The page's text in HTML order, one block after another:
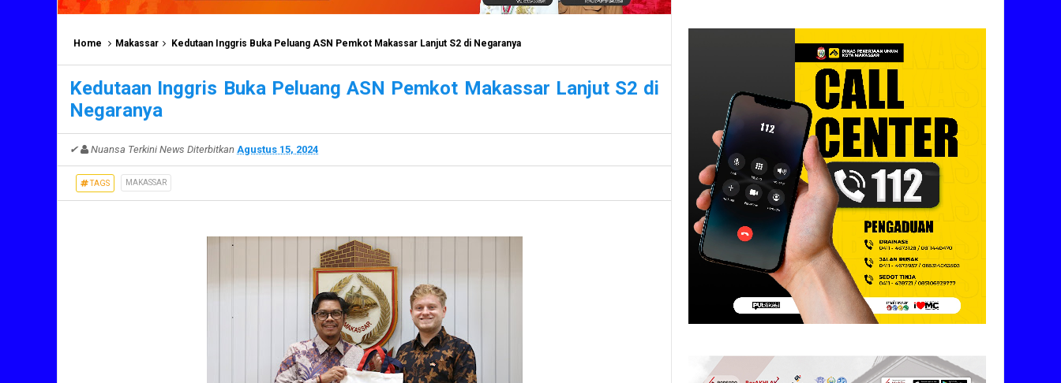
Home Makassar Kedutaan Inggris Buka Peluang ASN Pemkot Makassar Lanjut S2 di Negaranya
Kedutaan Inggris Buka Peluang ASN Pemkot Makassar Lanjut S2 di
Negaranya
✔ Nuansa Terkini News Diterbitkan Agustus 15, 2024
TAGS MAKASSAR